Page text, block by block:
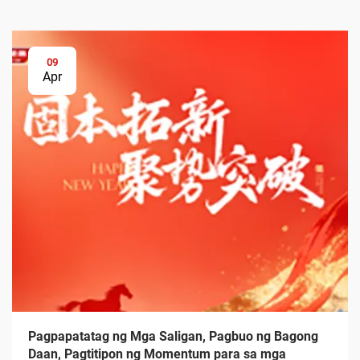
09
Apr
Pagpapatatag ng Mga Saligan, Pagbuo ng Bagong
Daan, Pagtitipon ng Momentum para sa mga